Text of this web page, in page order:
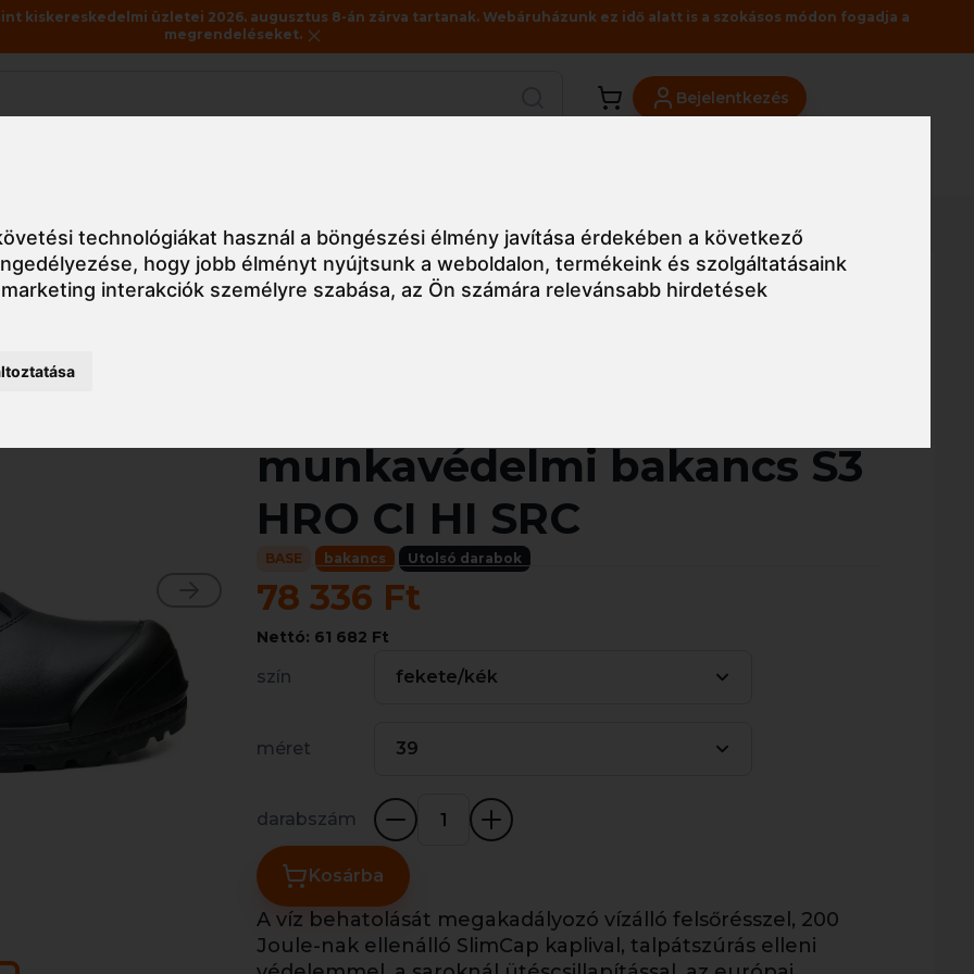
technológiákat használ a böngészési élmény javítása érdekében a következő
, hogy jobb élményt nyújtsunk a weboldalon,termékeink és szolgáltatásaink
interakciók személyre szabása,az Ön számára relevánsabb hirdetések
kiskereskedelmi üzletei 2026. augusztus 8-án zárva tartanak. Webáruházunk ez idő alatt is a szokásos módon fogadja a
megrendeléseket.
Bejelentkezés
munkavédelmi bakancs S3
HRO CI HI SRC
BASE bakancs Utolsó darabok
78 336 Ft
Nettó: 61 682 Ft
szín fekete/kék
méret 39
darabszám
Kosárba
A víz behatolását megakadályozó vízálló felsőrésszel, 200
Joule-nak ellenálló SlimCap kaplival, talpátszúrás elleni